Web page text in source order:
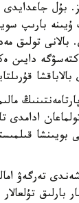
بۇل جاعدايدى
ۇيىنە بارىپ
تولىق
دايىن
ادامدى
بويىنشا
تەرگەۋ
تۇلعالار